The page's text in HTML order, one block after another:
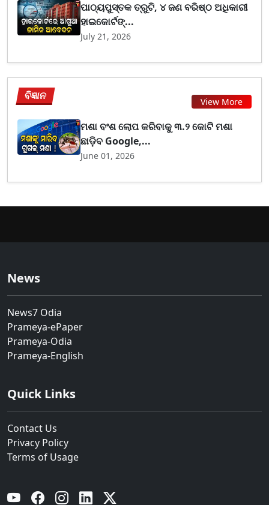
ପାଠ୍ୟପୁସ୍ତକ ତ୍ରୁଟି, ୪ ଜଣ ବରିଷ୍ଠ ଅଧିକାରୀ
ହାଇକୋର୍ଟଙ୍...
July 21, 2026
ବିଜ୍ଞାନ View More
ମଶା ବଂଶ ଲୋପ କରିବାକୁ ୩.୨ କୋଟି ମଶା
ଛାଡ଼ିବ Google,...
June 01, 2026
News
News7 Odia
Prameya-ePaper
Prameya-Odia
Prameya-English
Quick Links
Contact Us
Privacy Policy
Terms of Usage
YouTube Facebook Instagram Linkedin